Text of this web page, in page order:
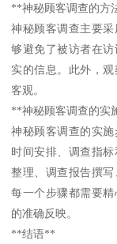
**神秘顾客调查的方
神秘顾客调查主要
够避免了被访者在
实的信息。此外，
客观。
**神秘顾客调查的实
神秘顾客调查的实
时间安排、调查指
整理、调查报告撰写
每一个步骤都需要
的准确反映。
**结语**